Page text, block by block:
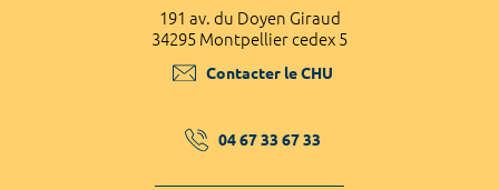
191 av. du Doyen Giraud
34295 Montpellier cedex 5
Contacter le CHU
04 67 33 67 33